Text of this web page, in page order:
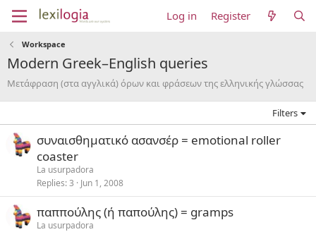
Log in Register
Workspace
Modern Greek–English queries
Μετάφραση (στα αγγλικά) όρων και φράσεων της ελληνικής γλώσσας
Filters
συναισθηματικό ασανσέρ = emotional roller
coaster
La usurpadora
Replies 3 Jun 1, 2008
παππούλης (ή παπούλης) = gramps
La usurpadora